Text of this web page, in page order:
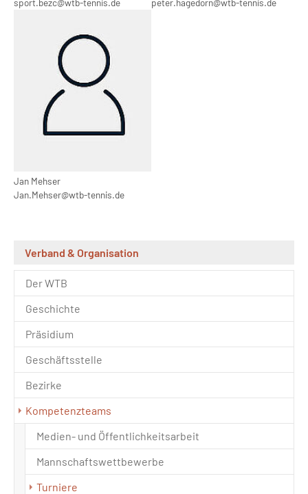
peter.hagedorn@wtb-tennis.de
Jan Mehser
Jan.Mehser@wtb-tennis.de
Verband & Organisation
Der WTB
Geschichte
Präsidium
Geschäftsstelle
Bezirke
Kompetenzteams
Medien- und Öffentlichkeitsarbeit
Mannschaftswettbewerbe
Turniere